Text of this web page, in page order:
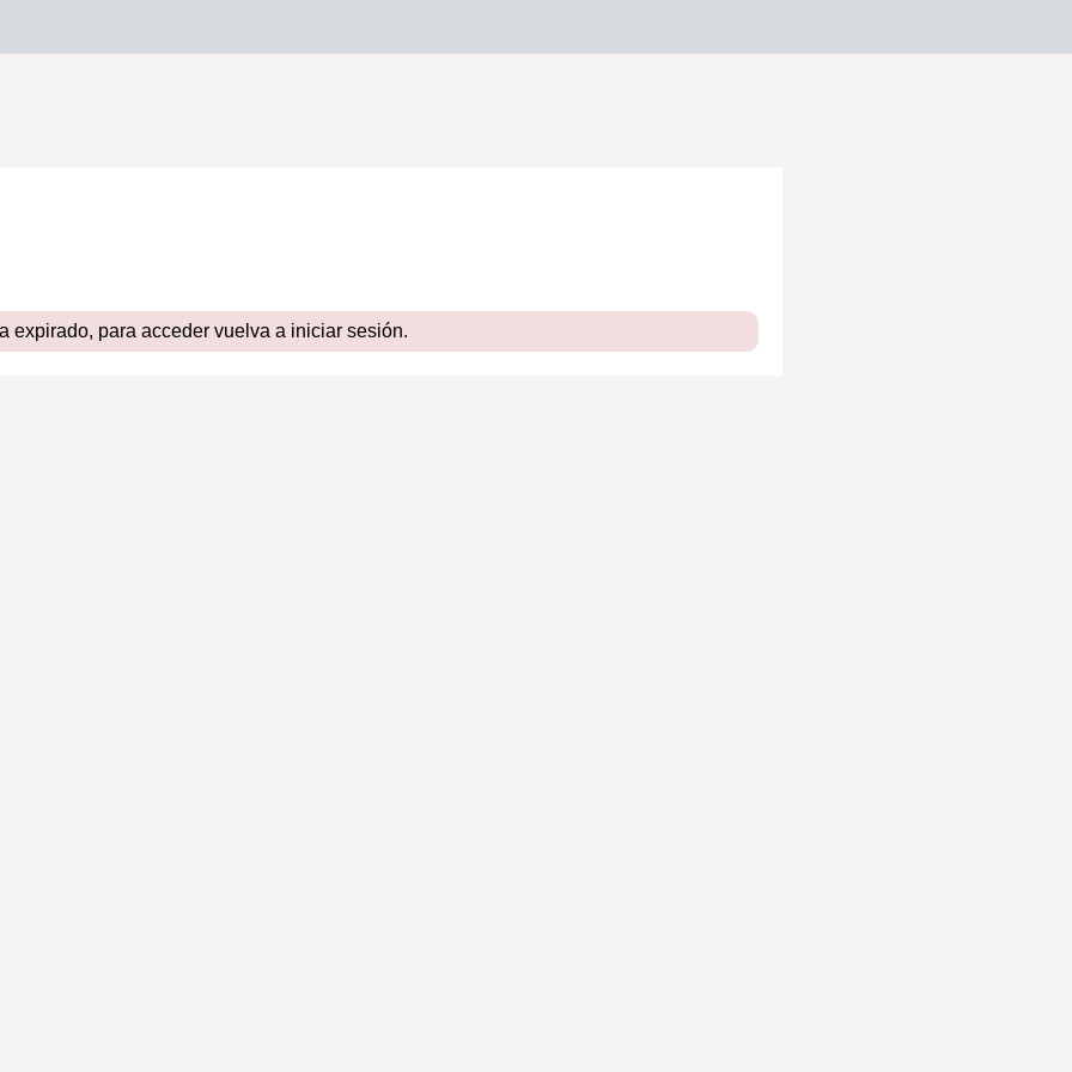
expirado, para acceder vuelva a iniciar sesión.